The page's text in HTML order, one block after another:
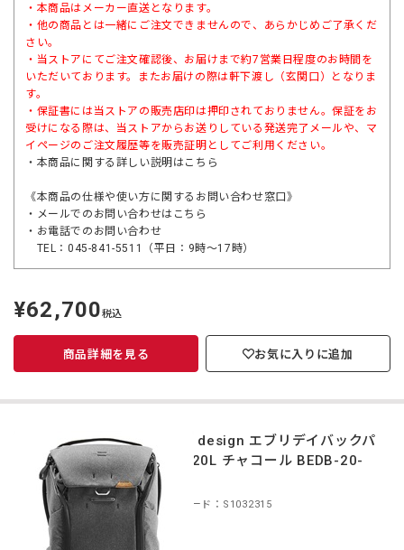
・本商品はメーカー直送となります。
・他の商品とは一緒にご注文できませんので、あらかじめご了承くだ
さい。
・当ストアにてご注文確認後、お届けまで約7営業日程度のお時間を
いただいております。またお届けの際は軒下渡し（玄関口）となりま
す。
・保証書には当ストアの販売店印は押印されておりません。保証をお
受けになる際は、当ストアからお送りしている発送完了メールや、マ
イページのご注文履歴等を販売証明としてご利用ください。
・本商品に関する詳しい説明はこちら
《本商品の仕様や使い方に関するお問い合わせ窓口》
・メールでのお問い合わせは こちら
・お電話でのお問い合わせ
TEL：045-841-5511（平日：9時～17時）
定
価
¥62,700税込
商品詳細を見る お気に入りに追加
peak design エブリデイバックパ
ック 20L チャコール BEDB-20-
CH-2
商品コード：S1032315